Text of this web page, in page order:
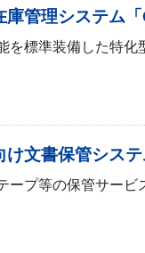
管理システム
を標準装備した特
け文書保管シス
ープ等の保管サー